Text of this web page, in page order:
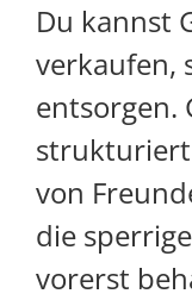
Du kannst
verkaufen,
entsorgen.
von
die
vorerst